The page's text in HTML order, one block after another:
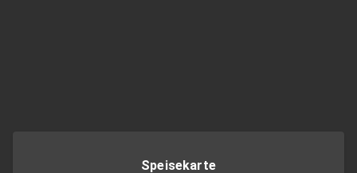
Speisekarte